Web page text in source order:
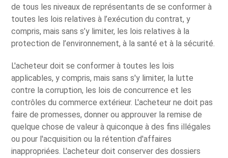
de tous les niveaux de représentants de se conformer à
toutes les lois relatives à l’exécution du contrat, y
compris, mais sans s’y limiter, les lois relatives à la
protection de l’environnement, à la santé et à la sécurité.
L'acheteur doit se conformer à toutes les lois
applicables, y compris, mais sans s'y limiter, la lutte
contre la corruption, les lois de concurrence et les
contrôles du commerce extérieur. L'acheteur ne doit pas
faire de promesses, donner ou approuver la remise de
quelque chose de valeur à quiconque à des fins illégales
ou pour l'acquisition ou la rétention d'affaires
inappropriées. L'acheteur doit conserver des dossiers